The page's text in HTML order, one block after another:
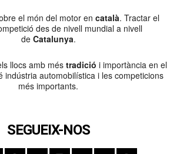
el món del motor en català. Tractar el
des de nivell mundial a nivell
de Catalunya.
llocs amb més tradició i importància en el
indústria automobilística i les competicions
més importants.
SEGUEIX-NOS